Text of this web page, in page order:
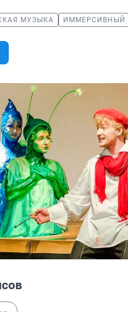
МУЗЫКА ИММЕРСИВНЫЙ